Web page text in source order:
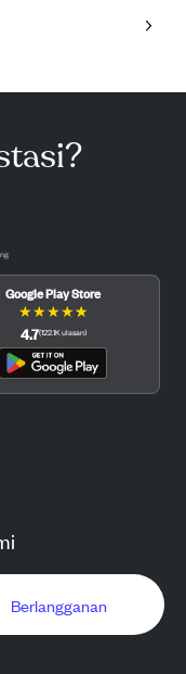
Google Play Store
★★★★★
4.7(122.1K ulasan)
Berlangganan